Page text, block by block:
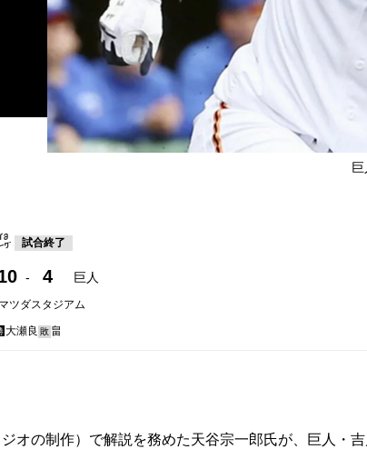
試合終了
- 4 巨人
ツダスタジアム
大瀬良 敗 畠
オの制作）で解説を務めた天谷宗一郎氏が、巨人・